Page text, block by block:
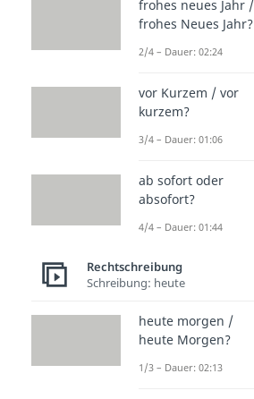
frohes neues Jahr /
frohes Neues Jahr?
2/4 – Dauer: 02:24
vor Kurzem / vor
kurzem?
3/4 – Dauer: 01:06
ab sofort oder
absofort?
4/4 – Dauer: 01:44
Rechtschreibung
Schreibung: heute
heute morgen /
heute Morgen?
1/3 – Dauer: 02:13